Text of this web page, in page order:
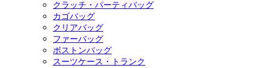
クラッチ・パーティバッグ
カゴバッグ
クリアバッグ
ファーバッグ
ボストンバッグ
スーツケース・トランク